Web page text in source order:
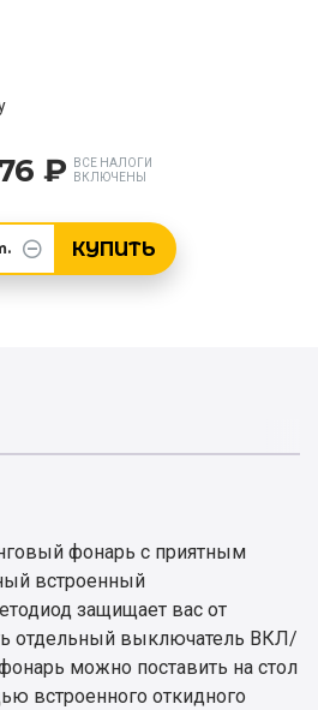
₽
ВСЕ НАЛОГИ
ВКЛЮЧЕНЫ
КУПИТЬ
фонарь с приятным
встроенный
защищает вас от
отдельный выключатель ВКЛ/
можно поставить на стол
встроенного откидного